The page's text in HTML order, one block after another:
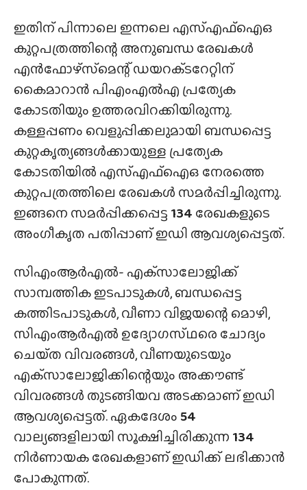
ഇതിന് പിന്നാലെ ഇന്നലെ എസ്എഫ്ഐഒ
കുറ്റപത്രത്തിന്റെ അനുബന്ധ രേഖകൾ
എൻഫോഴ്‌സ്‌മെന്റ് ഡയറക്‌ടറേറ്റിന്
കൈമാറാൻ പിഎംഎൽഎ പ്രത്യേക
കോടതിയും ഉത്തരവിറക്കിയിരുന്നു.
കള്ളപ്പണം വെളുപ്പിക്കലുമായി ബന്ധപ്പെട്ട
കുറ്റകൃത്യങ്ങൾക്കായുള്ള പ്രത്യേക
കോടതിയിൽ എസ്എഫ്ഐഒ നേരത്തെ
കുറ്റപത്രത്തിലെ രേഖകൾ സമർപ്പിച്ചിരുന്നു.
ഇങ്ങനെ സമർപ്പിക്കപ്പെട്ട 134 രേഖകളുടെ
അംഗീകൃത പതിപ്പാണ് ഇഡി ആവശ്യപ്പെട്ടത്.
സിഎംആർഎൽ- എക്‌സാലോജിക്ക്
സാമ്പത്തിക ഇടപാടുകൾ, ബന്ധപ്പെട്ട
കത്തിടപാടുകൾ, വീണാ വിജയന്റെ മൊഴി,
സിഎംആർഎൽ ഉദ്യോഗസ്‌ഥരെ ചോദ്യം
ചെയ്‌ത വിവരങ്ങൾ, വീണയുടെയും
എക്‌സാലോജിക്കിന്റെയും അക്കൗണ്ട്
വിവരങ്ങൾ തുടങ്ങിയവ അടക്കമാണ് ഇഡി
ആവശ്യപ്പെട്ടത്. ഏകദേശം 54
വാല്യങ്ങളിലായി സൂക്ഷിച്ചിരിക്കുന്ന 134
നിർണായക രേഖകളാണ് ഇഡിക്ക് ലഭിക്കാൻ
പോകുന്നത്.